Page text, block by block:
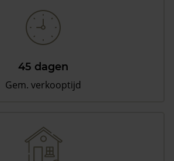
45 dagen
Gem. verkooptijd